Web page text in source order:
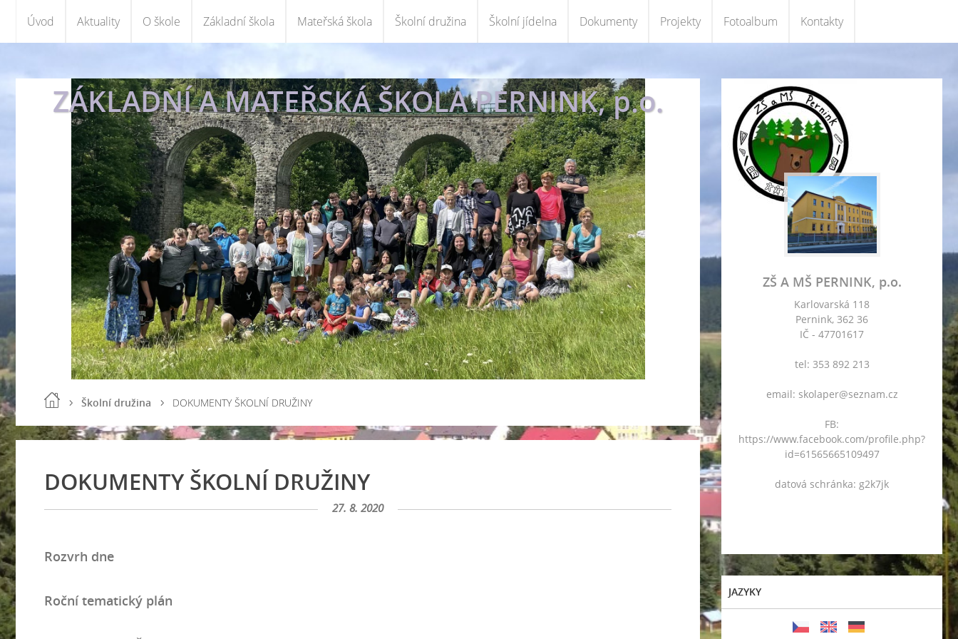
Úvod Aktuality O škole Základní škola Mateřská škola Školní družina Školní jídelna Dokumenty Projekty Fotoalbum Kontakty
ZÁKLADNÍ A MATEŘSKÁ ŠKOLA PERNINK, p.o.
Školní družina DOKUMENTY ŠKOLNÍ DRUŽINY
DOKUMENTY ŠKOLNÍ DRUŽINY
27. 8. 2020
Rozvrh dne
Roční tematický plán
ZŠ A MŠ PERNINK, p.o.
Karlovarská 118
Pernink, 362 36
IČ - 47701617
tel: 353 892 213
email: skolaper@seznam.cz
FB:
https://www.facebook.com/profile.php?
id=61565665109497
datová schránka: g2k7jk
JAZYKY